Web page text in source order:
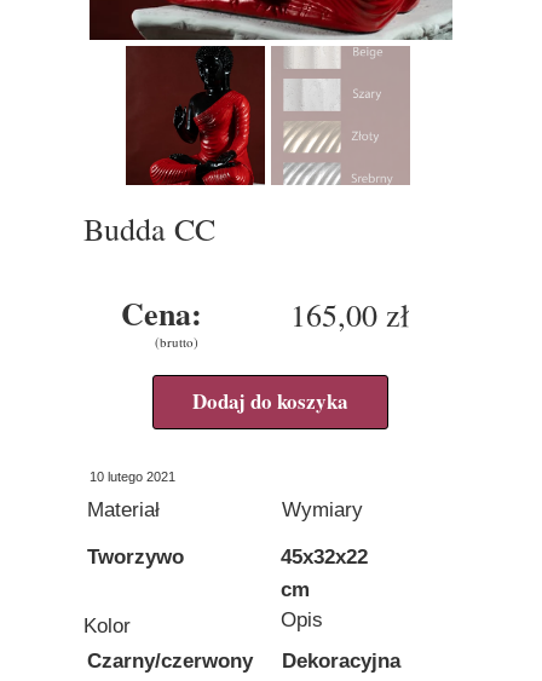
165,00 zł
Tworzywo
Materiał Wymiary
Opis
Cena:
(brutto)
Dodaj do koszyka
45x32x22
cm
Dekoracyjna
Czarny/czerwony
Kolor
Budda CC
10 lutego 2021